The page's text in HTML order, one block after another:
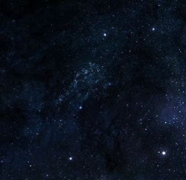
Plus de 2800 critiques de